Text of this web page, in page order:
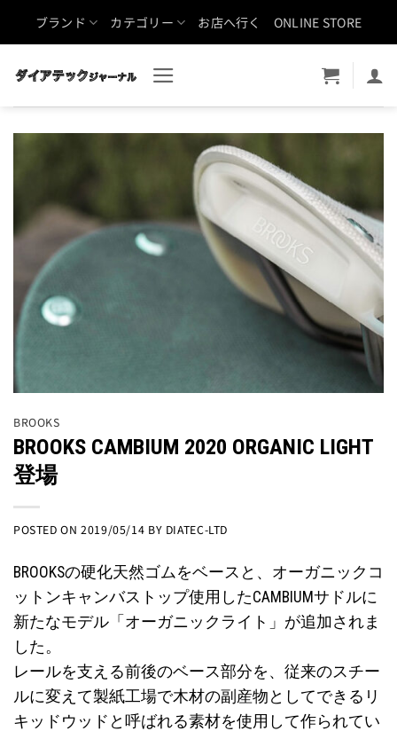
ブランド カテゴリー お店へ行く ONLINE STORE
BROOKS
BROOKS CAMBIUM 2020 ORGANIC LIGHT
登場
POSTED ON2019/05/14 BY DIATEC-LTD
BROOKSの硬化天然ゴムをベースと、オーガニックコ
ットンキャンバストップ使用したCAMBIUMサドルに
新たなモデル「オーガニックライト」が追加されま
した。
レールを支える前後のベース部分を、従来のスチー
ルに変えて製紙工場で木材の副産物としてできるリ
キッドウッドと呼ばれる素材を使用して作られてい